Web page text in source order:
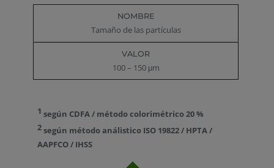
Tamaño de las partículas
100 – 150 μm
1 según CDFA / método colorimétrico 20 %
2según método análistico ISO 19822 / HPTA /
AAPFCO/ IHSS